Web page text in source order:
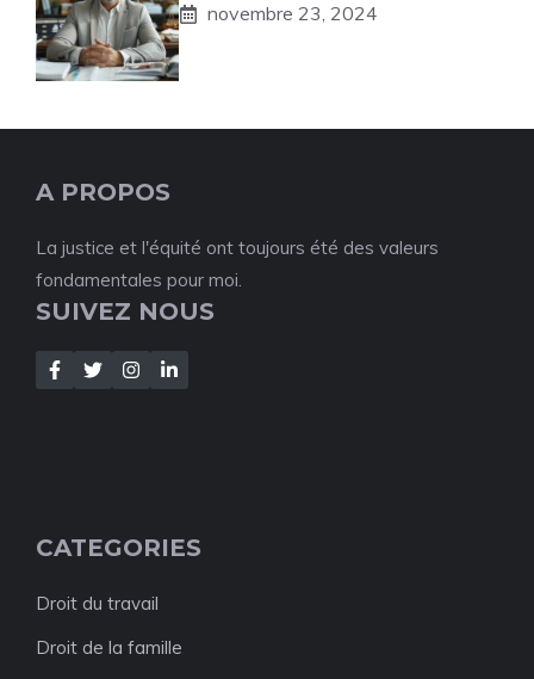
novembre 23, 2024
A PROPOS
La justice et l'équité ont toujours été des valeurs
fondamentales pour moi.
SUIVEZ NOUS
CATEGORIES
Droit du travail
Droit de la famille